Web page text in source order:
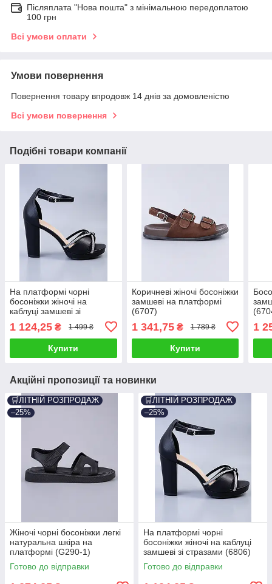
Післяплата "Нова пошта" з мінімальною передоплатою
100 грн
Всі умови оплати
Умови повернення
Повернення товару впродовж 14 днів за домовленістю
Всі умови повернення
Подібні товари компанії
На платформі чорні
босоніжки жіночі на
каблуці замшеві зі
1 124,25 ₴ 1 499 ₴
Купити
Коричневі жіночі босоніжки
замшеві на платформі
(6707)
1 341,75₴ 1 789 ₴
Купити
1
Акційні пропозиції та новинки
🛒ЛІТНІЙ РОЗПРОДАЖ
–25%
Жіночі чорні босоніжки легкі
натуральна шкіра на
платформі (G290-1)
Готово до відправки
🛒ЛІТНІЙ РОЗПРОДАЖ
–25%
На платформі чорні
босоніжки жіночі на каблуці
замшеві зі стразами (6806)
Готово до відправки